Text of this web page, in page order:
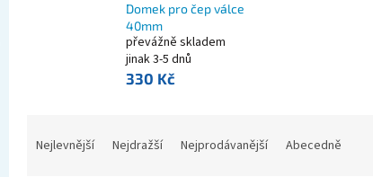
Domek pro čep válce
40mm
převážně skladem
jinak 3-5 dnů
330 Kč
Nejlevnější Nejdražší Nejprodávanější Abecedně